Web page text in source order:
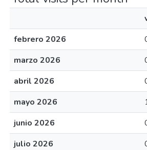
febrero 2026
marzo 2026
abril 2026
mayo 2026
junio 2026
julio 2026